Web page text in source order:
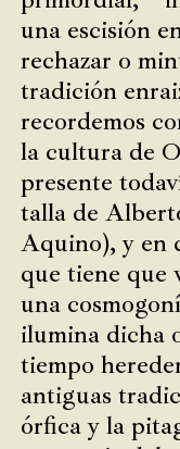
una escisión
rechazar o
tradición
recordemos
la cultura de
presente
talla de
Aquino), y en
que tiene que
una
ilumina dicha
tiempo
antiguas
órfica y la